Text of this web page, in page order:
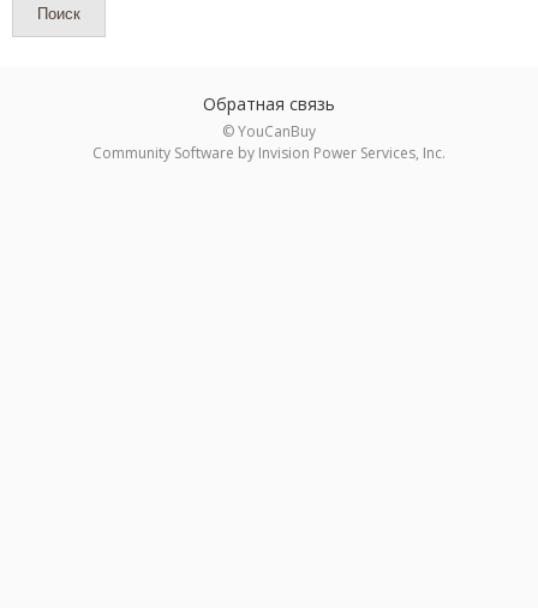
Поиск
Обратная связь
© YouCanBuy
Community Software by Invision Power Services, Inc.